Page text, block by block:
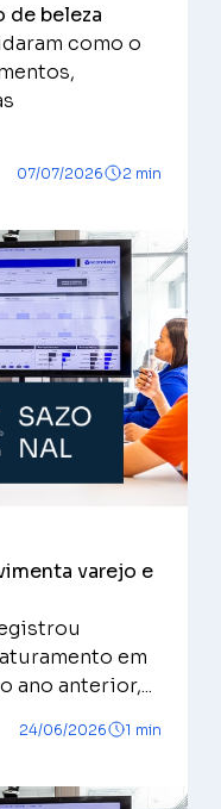
de beleza
como o
07/07/2026 2 min
varejo e
em
ano anterior,...
24/06/2026 1 min